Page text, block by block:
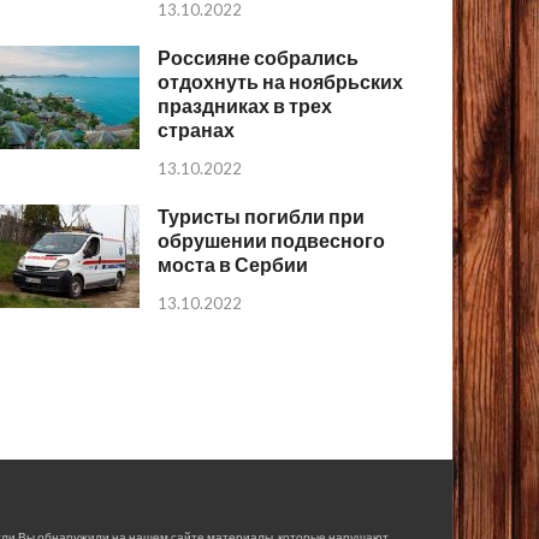
13.10.2022
Россияне собрались
отдохнуть на ноябрьских
праздниках в трех
странах
13.10.2022
Туристы погибли при
обрушении подвесного
моста в Сербии
13.10.2022